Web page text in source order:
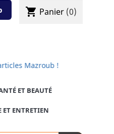
shopping_cart Panier (0)
Mazroub !
ET BEAUTÉ
ET ENTRETIEN